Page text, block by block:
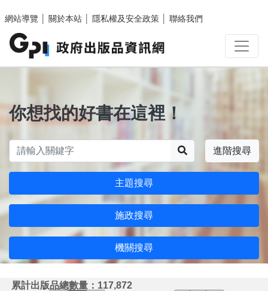
網站導覽
關於本站 隱私權及安全政策 聯絡我們
你想找的好書在這裡！
進階搜尋
主題搜尋
施政搜尋
機關搜尋
累計出版品總數量：117,872